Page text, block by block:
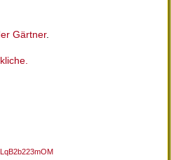
Gärtner.